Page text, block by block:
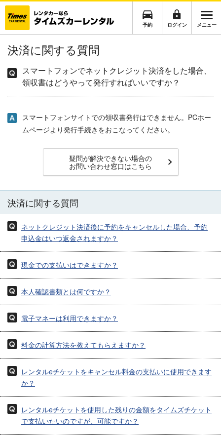
予約 ログイン メニュー
決済に関する質問
スマートフォンでネットクレジット決済をした場合、
領収書はどうやって発行すればいいですか？
スマートフォンサイトでの領収書発行はできません。PCホー
ムページより発行手続きをおこなってください。
疑問が解決できない場合の
お問い合わせ窓口はこちら
決済に関する質問
ネットクレジット決済後に予約をキャンセルした場合、予約
申込金はいつ返金されますか？
現金での支払いはできますか？
本人確認書類とは何ですか？
電子マネーは利用できますか？
料金の計算方法を教えてもらえますか？
レンタルeチケットをキャンセル料金の支払いに使用できます
か？
レンタルeチケットを使用した残りの金額をタイムズチケット
で支払いたいのですが、可能ですか？